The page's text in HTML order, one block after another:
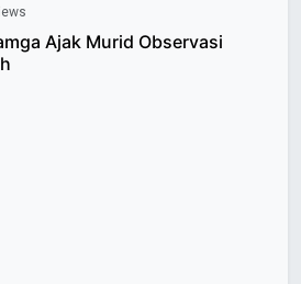
Ajak Murid Observasi